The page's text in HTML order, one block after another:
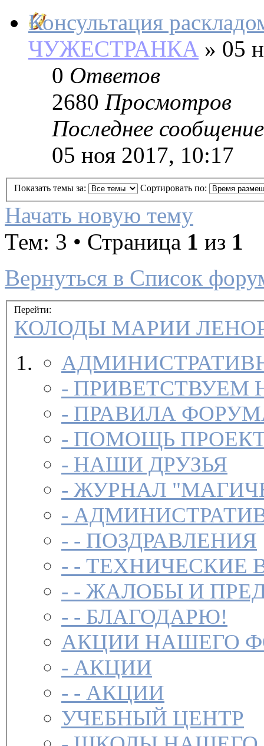
Консультация
ЧУЖЕСТРАНКА » 05
0 Ответов
2680 Просмотров
Последнее сообщение
05 ноя 2017, 10:17
Показать темы за: Сортировать по:
Начать новую тему
Тем: 3 • Страница 1 из 1
Вернуться в Список
Перейти:
КОЛОДЫ МАРИИ
- ПРИВЕТСТВУЕМ
-
ПРАВИЛА
- ПОМОЩЬ
- НАШИ ДРУЗЬЯ
- ЖУРНАЛ
-
- - ПОЗДРАВЛЕНИЯ
- - ТЕХНИЧЕСКИЕ
- - ЖАЛОБЫ И
- - БЛАГОДАРЮ!
АКЦИИ НАШЕГО
- АКЦИИ
- - АКЦИИ
УЧЕБНЫЙ ЦЕНТР